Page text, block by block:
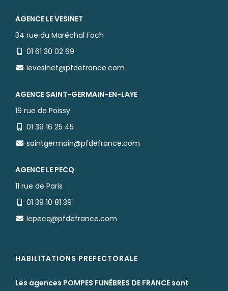
AGENCE LE VESINET
34 rue du Maréchal Foch
01 61 30 02 69
levesinet@pfdefrance.com
AGENCE SAINT-GERMAIN-EN-LAYE
19 rue de Poissy
01 39 16 25 45
saintgermain@pfdefrance.com
AGENCE LE PECQ
11 rue de Paris
01 39 10 81 39
lepecq@pfdefrance.com
HABILITATIONS PREFECTORALE
Les agences POMPES FUNÈBRES DE FRANCE sont